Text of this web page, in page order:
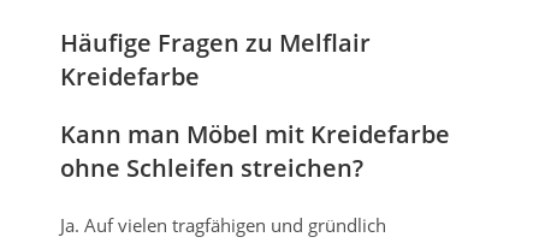
Häufige Fragen zu Melflair
Kreidefarbe
Kann man Möbel mit Kreidefarbe
ohne Schleifen streichen?
Ja. Auf vielen tragfähigen und gründlich